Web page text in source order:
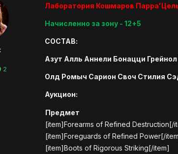
2
Лаборатория Кошмаров
Начисленно за зону - 12+5
СОСТАВ:
Азут Алль Аннели Бонацци
Олд Ромыч Сарион Своч Стилия
Аукцион:
Предмет
[item]Forearms of Refined Destruction[/
[item]Foreguards of Refined Power[/
[item]Boots of Rigorous Striking[/item]